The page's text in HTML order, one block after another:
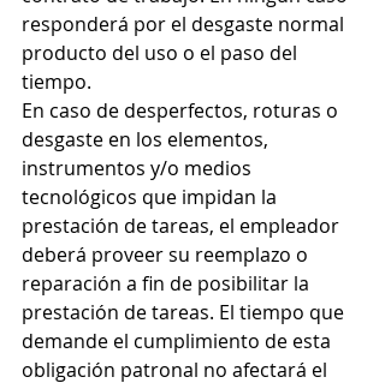
responderá por el desgaste normal
producto del uso o el paso del
tiempo.
En caso de desperfectos, roturas o
desgaste en los elementos,
instrumentos y/o medios
tecnológicos que impidan la
prestación de tareas, el empleador
deberá proveer su reemplazo o
reparación a fin de posibilitar la
prestación de tareas. El tiempo que
demande el cumplimiento de esta
obligación patronal no afectará el